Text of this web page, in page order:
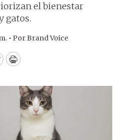
el bienestar
gatos.
• PorBrand Voice
Print